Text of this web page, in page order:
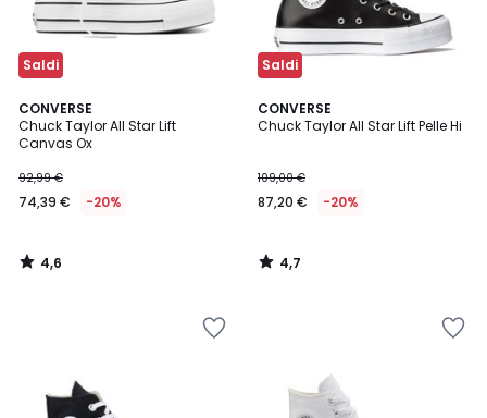
Saldi
CONVERSE
Chuck Taylor All Star Lift
Canvas Ox
92,99 €
74,39 € -20%
4,6
/ 5
4,6
/
Saldi
CONVERSE
Chuck Taylor All Star Lift Pelle Hi
109,00 €
87,20 € -20%
4,7
/ 5
4,7
/